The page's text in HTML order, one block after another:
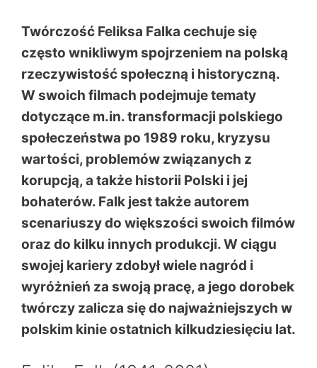
Twórczość Feliksa Falka cechuje się
często wnikliwym spojrzeniem na polską
rzeczywistość społeczną i historyczną.
W swoich filmach podejmuje tematy
dotyczące m.in. transformacji polskiego
społeczeństwa po 1989 roku, kryzysu
wartości, problemów związanych z
korupcją, a także historii Polski i jej
bohaterów. Falk jest także autorem
scenariuszy do większości swoich filmów
oraz do kilku innych produkcji. W ciągu
swojej kariery zdobył wiele nagród i
wyróżnień za swoją pracę, a jego dorobek
twórczy zalicza się do najważniejszych w
polskim kinie ostatnich kilkudziesięciu lat.